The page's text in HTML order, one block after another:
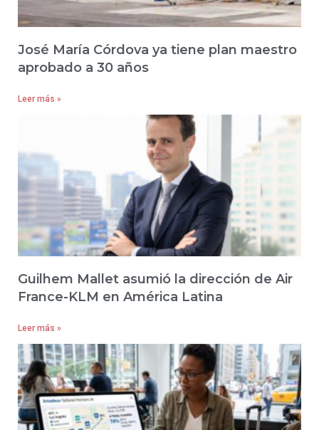
José María Córdova ya tiene plan maestro
aprobado a 30 años
Leer más »
Guilhem Mallet asumió la dirección de Air
France-KLM en América Latina
Leer más »